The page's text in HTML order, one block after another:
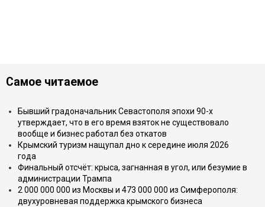
Самое читаемое
Бывший градоначальник Севастополя эпохи 90-х
утверждает, что в его время взяток не существовало
вообще и бизнес работал без откатов
Крымский туризм нащупал дно к середине июля 2026
года
Финальный отсчёт: крыса, загнанная в угол, или безумие в
администрации Трампа
2 000 000 000 из Москвы и 473 000 000 из Симферополя:
двухуровневая поддержка крымского бизнеса